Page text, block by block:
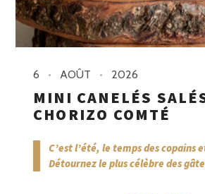
6 AOÛT 2026
MINI CANELÉS
CHORIZO COMTÉ
C’est l’été, le temps des copains
Détournez le plus célèbre des